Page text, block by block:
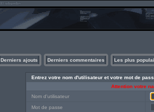
Derniers ajouts Derniers commentaires Les plus
Entrez votre nom d'utilisateur et votre mot de
Attention votre
Nom d'utilisateur
Mot de passe